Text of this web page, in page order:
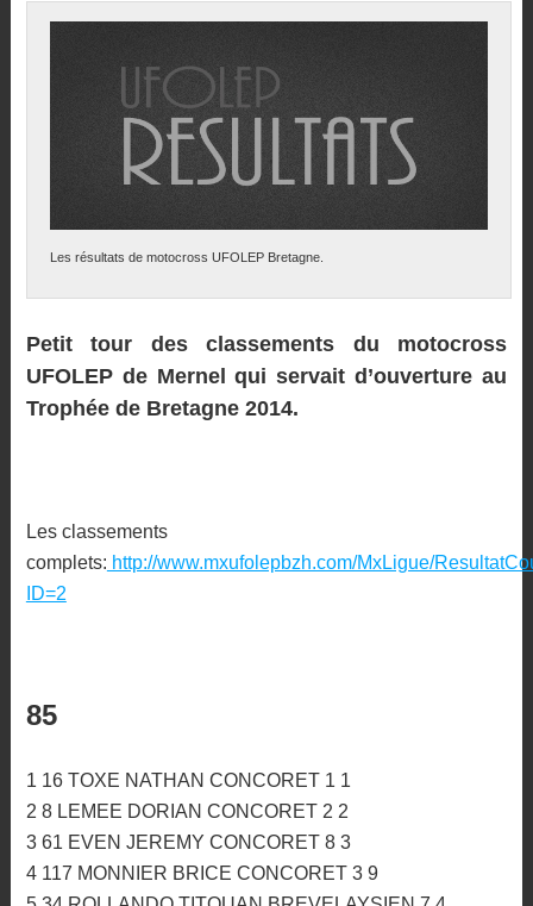
Les résultats de motocross UFOLEP Bretagne.
Petit tour des classements du motocross
UFOLEP de Mernel qui servait d’ouverture au
Trophée de Bretagne 2014.
Les classements
complets: http://www.mxufolepbzh.com/MxLigue/
ID=2
85
1 16 TOXE NATHAN CONCORET 1 1
2 8 LEMEE DORIAN CONCORET 2 2
3 61 EVEN JEREMY CONCORET 8 3
4 117 MONNIER BRICE CONCORET 3 9